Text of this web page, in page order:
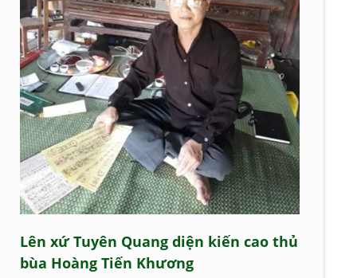
Lên xứ Tuyên Quang diện kiến cao thủ
bùa Hoàng Tiến Khương